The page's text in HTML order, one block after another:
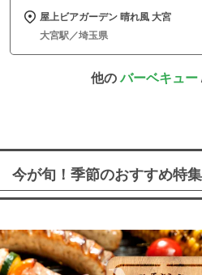
屋上ビアガーデン 晴れ風 大宮
大宮駅／埼玉県
他のバーベキュー
今が旬！季節のおすすめ特集